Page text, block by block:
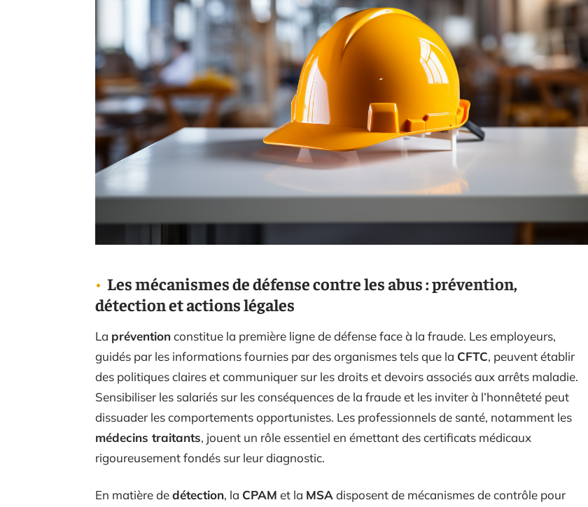
Les mécanismes de défense contre les abus : prévention,
détection et actions légales
La préventionconstitue la première ligne de défense face à la fraude. Les employeurs,
guidés par les informations fournies par des organismes tels que la CFTC, peuvent établir
des politiques claires et communiquer sur les droits et devoirs associés aux arrêts maladie.
Sensibiliser les salariés sur les conséquences de la fraude et les inviter à l’honnêteté peut
dissuader les comportements opportunistes. Les professionnels de santé, notamment les
médecins traitants, jouent un rôle essentiel en émettant des certificats médicaux
rigoureusement fondés sur leur diagnostic.
En matière dedétection, la CPAM et la MSAdisposent de mécanismes de contrôle pour